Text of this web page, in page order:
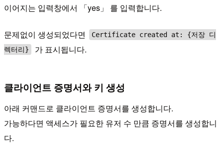
이어지는 입력창에서 「yes」 를 입력합니다.
문제없이 생성되었다면
Certificate created at: {저장 디
렉터리}
가 표시됩니다.
클라이언트 증명서와 키 생성
아래 커맨드로 클라이언트 증명서를 생성합니다.
가능하다면 액세스가 필요한 유저 수 만큼 증명서를 생성합니
다.